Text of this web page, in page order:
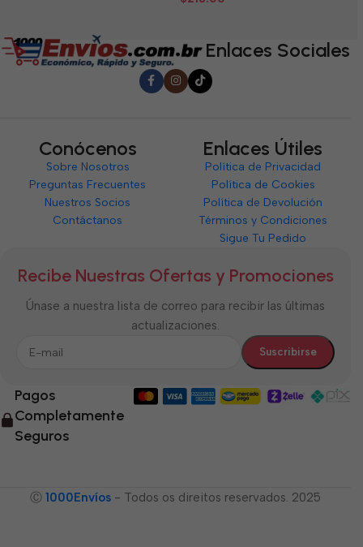
Enlaces Sociales
Conócenos
Sobre Nosotros
Preguntas Frecuentes
Nuestros Socios
Contáctanos
Enlaces Útiles
Política de Privacidad
Política de Cookies
Política de Devolución
Términos y Condiciones
Sigue Tu Pedido
Recibe Nuestras Ofertas y Promociones
Únase a nuestra lista de correo para recibir las últimas
actualizaciones.
Pagos
Completamente
Seguros
Ⓒ 1000Envíos - Todos os direitos reservados. 2025